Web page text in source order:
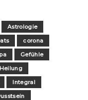
Astrologie
corona
Gefühle
Heilung
Integral